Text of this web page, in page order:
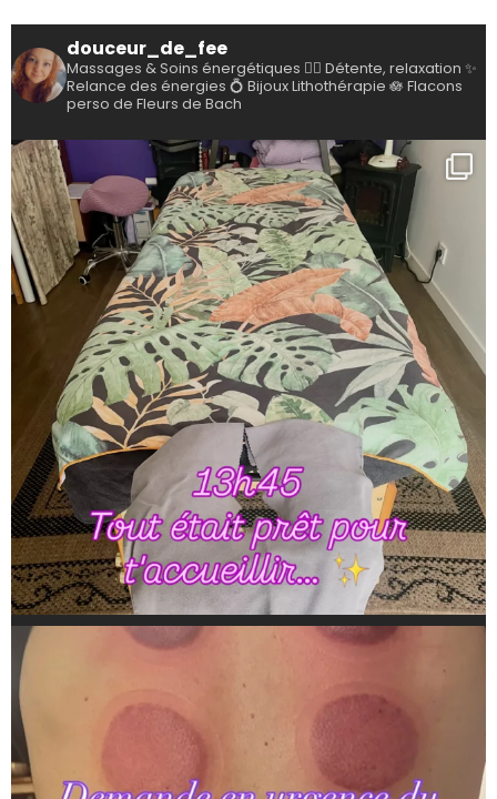
douceur_de_fee
Massages & Soins énergétiques 💆‍♀️ Détente, relaxation ✨
Relance des énergies 💍 Bijoux Lithothérapie 🪷 Flacons
perso de Fleurs de Bach